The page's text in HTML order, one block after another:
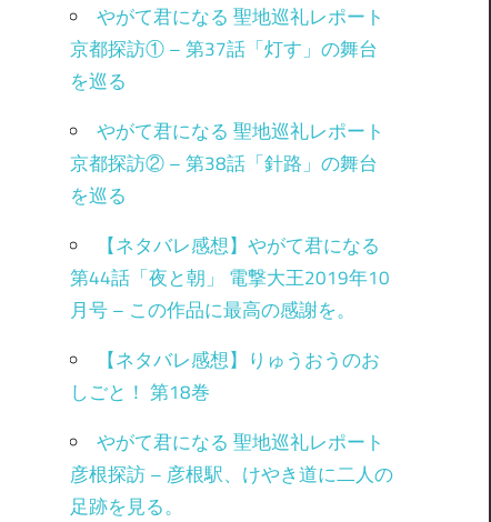
やがて君になる 聖地巡礼レポート
京都探訪① – 第37話「灯す」の舞台
を巡る
やがて君になる 聖地巡礼レポート
京都探訪② – 第38話「針路」の舞台
を巡る
【ネタバレ感想】やがて君になる
第44話「夜と朝」 電撃大王2019年10
月号 – この作品に最高の感謝を。
【ネタバレ感想】りゅうおうのお
しごと！ 第18巻
やがて君になる 聖地巡礼レポート
彦根探訪 – 彦根駅、けやき道に二人の
足跡を見る。